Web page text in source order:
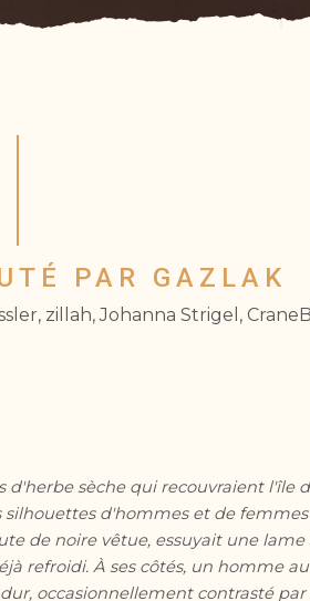
PAR GAZLAK
zillah, Johanna Strigel,
sèche qui recouvraient l'île
d'hommes et de
de noire vêtue, essuyait une
refroidi. À ses côtés, un homme
occasionnellement contrasté